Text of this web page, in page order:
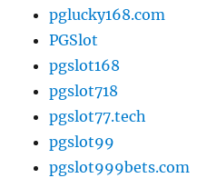
pglucky168.com
PGSlot
pgslot168
pgslot718
pgslot77.tech
pgslot99
pgslot999bets.com